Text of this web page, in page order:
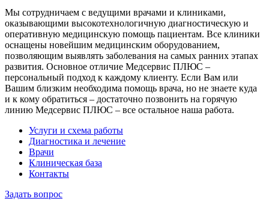
Мы сотрудничаем с ведущими врачами и клиниками,
оказывающими высокотехнологичную диагностическую и
оперативную медицинскую помощь пациентам. Все клиники
оснащены новейшим медицинским оборудованием,
позволяющим выявлять заболевания на самых ранних этапах
развития. Основное отличие Медсервис ПЛЮС –
персональный подход к каждому клиенту. Если Вам или
Вашим близким необходима помощь врача, но не знаете куда
и к кому обратиться – достаточно позвонить на горячую
линию Медсервис ПЛЮС – все остальное наша работа.
Услуги и схема работы
Диагностика и лечение
Врачи
Клиническая база
Контакты
Задать вопрос